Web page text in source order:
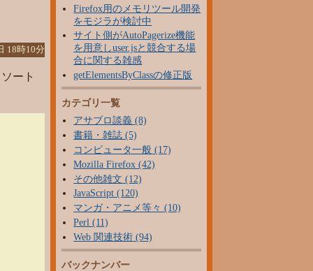
18時10分
ート
Firefox用のメモリツール開発
をモジラが検討中
サイト側がAutoPagerize機能
を用意しuser.jsと競合する場
合に関する雑感
getElementsByClassの修正版
カテゴリ一覧
アサブロ談義 (8)
書籍・雑誌 (5)
コンピュータ一般 (17)
Mozilla Firefox (42)
その他雑文 (12)
JavaScript (120)
マンガ・アニメ等々 (10)
Perl (11)
Web 関連技術 (94)
バックナンバー